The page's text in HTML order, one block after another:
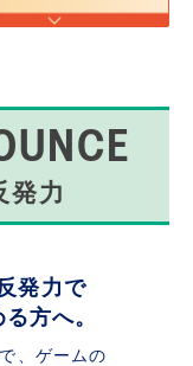
発力
発力で
方へ。
、ゲームの